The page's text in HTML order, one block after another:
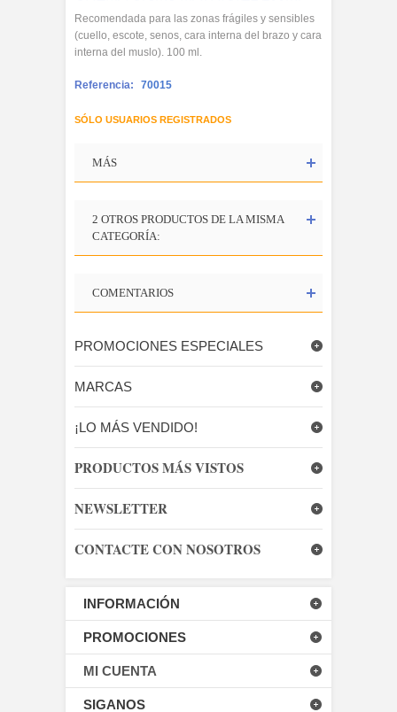
Recomendada para las zonas frágiles y sensibles
(cuello, escote, senos, cara interna del brazo y cara
interna del muslo). 100 ml.
Referencia: 70015
SÓLO USUARIOS REGISTRADOS
MÁS
2 OTROS PRODUCTOS DE LA MISMA
CATEGORÍA:
COMENTARIOS
PROMOCIONES ESPECIALES
MARCAS
¡LO MÁS VENDIDO!
PRODUCTOS MÁS VISTOS
NEWSLETTER
CONTACTE CON NOSOTROS
INFORMACIÓN
PROMOCIONES
MI CUENTA
SIGANOS